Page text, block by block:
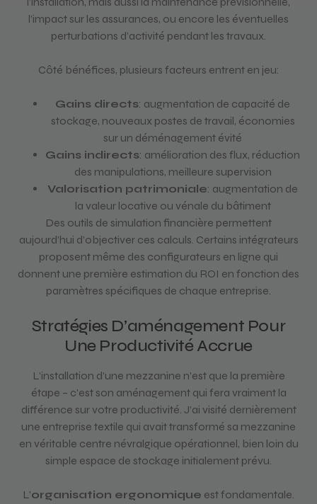
l’impact sur les assurances, ou encore les éventuelles
perturbations d’activité pendant les travaux.
Côté bénéfices, plusieurs facteurs entrent en jeu:
Gains directs: augmentation de capacité de
stockage, nouveaux postes de travail, économies
sur un déménagement évité
Gains indirects: amélioration des flux, réduction
des manipulations, meilleure supervision
Valorisation patrimoniale: augmentation de
la valeur locative ou vénale du bâtiment
Des outils de simulation financière permettent
aujourd’hui d’objectiver ces calculs. Certains intégrateurs
proposent même des configurateurs en ligne qui
donnent une première estimation du ROI en fonction des
paramètres spécifiques de chaque entreprise.
Stratégies D’aménagement Pour
Une Productivité Accrue
L’installation d’une mezzanine n’est que la première
étape – c’est son aménagement qui fera vraiment la
différence sur votre productivité. J’ai visité dernièrement
une entreprise textile qui avait transformé sa mezzanine
en véritable centre névralgique opérationnel, bien loin du
simple espace de stockage initialement prévu.
L’organisation ergonomique est fondamentale.